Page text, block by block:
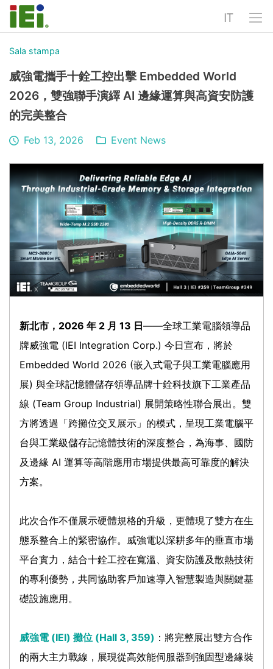
IT
Sala stampa
威強電攜手十銓工控出擊 Embedded World
2026，雙強聯手演繹 AI 邊緣運算與高資安防護
的完美整合
Feb 13, 2026 Event News
新北市，2026 年 2 月 13 日——全球工業電腦領導品
牌威強電 (IEI Integration Corp.) 今日宣布，將於
Embedded World 2026 (嵌入式電子與工業電腦應用
展) 與全球記憶體儲存領導品牌十銓科技旗下工業產品
線 (Team Group Industrial) 展開策略性聯合展出。雙
方將透過「跨攤位交叉展示」的模式，呈現工業電腦平
台與工業級儲存記憶體技術的深度整合，為海事、國防
及邊緣 AI 運算等高階應用市場提供最高可靠度的解決
方案。
此次合作不僅展示硬體規格的升級，更體現了雙方在生
態系整合上的緊密協作。威強電以深耕多年的垂直市場
平台實力，結合十銓工控在寬溫、資安防護及散熱技術
的專利優勢，共同協助客戶加速導入智慧製造與關鍵基
礎設施應用。
威強電 (IEI) 攤位 (Hall 3, 359) ：將完整展出雙方合作
的兩大主力戰線，展現從高效能伺服器到強固型邊緣裝